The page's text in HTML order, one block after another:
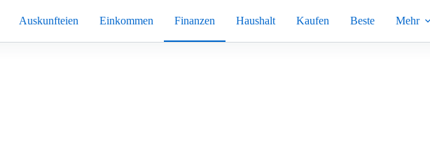
Auskunfteien Einkommen Finanzen Haushalt Kaufen Beste Mehr